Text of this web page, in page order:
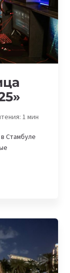
1мин
Стамбуле